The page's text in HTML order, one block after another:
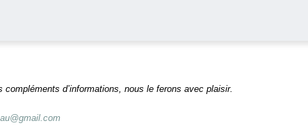
d’informations, nous le ferons avec plaisir.